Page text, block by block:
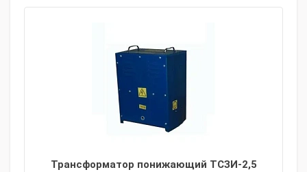
Трансформатор понижающий ТСЗИ-2,5